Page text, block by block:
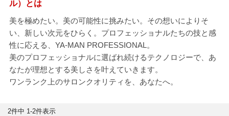
ル）とは
美を極めたい。美の可能性に挑みたい。その想いによりそ
い、新しい次元をひらく。プロフェッショナルたちの技と感
性に応える、YA-MAN PROFESSIONAL。
美のプロフェッショナルに選ばれ続けるテクノロジーで、あ
なたが理想とする美しさを叶えていきます。
ワンランク上のサロンクオリティを、あなたへ。
2件中 1-2件表示